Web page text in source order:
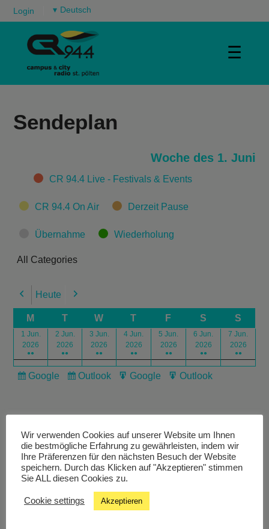
Login ▾
☰
Sendeplan
Woche des 1. Juni
CategoriesCR 94.4 Live - Festivals & Events
CR 94.4 On Air Derzeit Pause
Übernahme Wiederholung
All Categories
Previous
Heute Next
M T W T F S S
1 Jun.
2026
●●
2 Jun.
2026
●●
3 Jun.
2026
●●
4 Jun.
2026
●●
5 Jun.
2026
●●
6 Jun.
2026
●●
7 Jun.
2026
●●
Subscribe
Google
Subscribe
Outlook
Export
Google
Export
Outlook
Livestream
Studiochat
Wir verwenden Cookies auf unserer Website um Ihnen
die bestmögliche Erfahrung zu gewährleisten, indem wir
Ihre Präferenzen für den nächsten Besuch der Website
speichern. Durch das Klicken auf "Akzeptieren" stimmen
Sie ALL diesen Cookies zu.
Cookie settings Akzeptieren